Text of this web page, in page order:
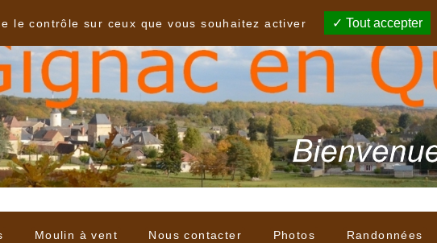
Moulin à vent Nous contacter Photos Randonnées
le contrôle sur ceux que vous souhaitez activer
Tout accepter